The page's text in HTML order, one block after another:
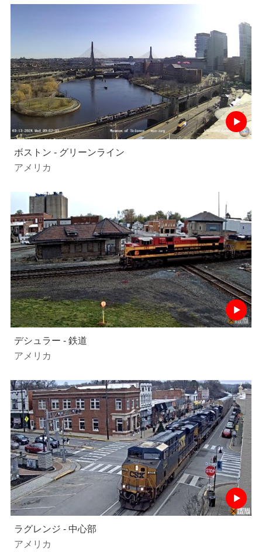
ボストン - グリーンライン
アメリカ
デシュラー - 鉄道
アメリカ
ラグレンジ - 中心部
アメリカ